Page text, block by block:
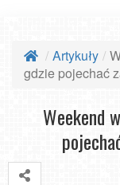
Artykuły
gdzie pojechać
Weekend